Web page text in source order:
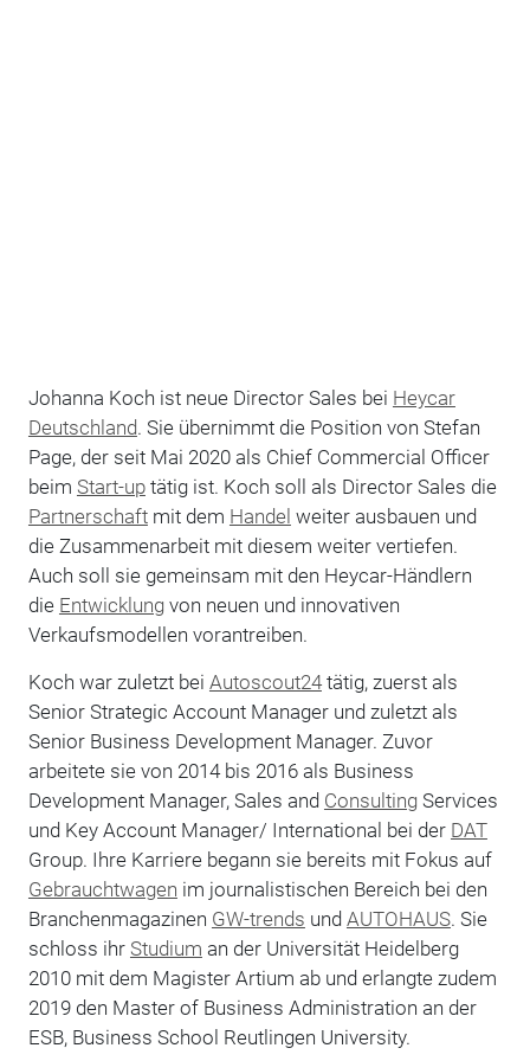
Johanna Koch ist neue Director Sales bei Heycar
Deutschland. Sie übernimmt die Position von Stefan
Page, der seit Mai 2020 als Chief Commercial Officer
beim Start-uptätig ist. Koch soll als Director Sales die
Partnerschaftmit dem Handel weiter ausbauen und
die Zusammenarbeit mit diesem weiter vertiefen.
Auch soll sie gemeinsam mit den Heycar-Händlern
die Entwicklungvon neuen und innovativen
Verkaufsmodellen vorantreiben.
Koch war zuletzt bei Autoscout24tätig, zuerst als
Senior Strategic Account Manager und zuletzt als
Senior Business Development Manager. Zuvor
arbeitete sie von 2014 bis 2016 als Business
Development Manager, Sales and ConsultingServices
und Key Account Manager/ International bei der DAT
Group. Ihre Karriere begann sie bereits mit Fokus auf
Gebrauchtwagen im journalistischen Bereich bei den
Branchenmagazinen GW-trends und AUTOHAUS. Sie
schloss ihr Studium an der Universität Heidelberg
2010 mit dem Magister Artium ab und erlangte zudem
2019 den Master of Business Administration an der
ESB, Business School Reutlingen University.